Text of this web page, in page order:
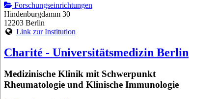
Forschungseinrichtungen
Hindenburgdamm 30
12203 Berlin
Link zur Institution
Charité - Universitätsmedizin Berlin
Medizinische Klinik mit Schwerpunkt
Rheumatologie und Klinische Immunologie